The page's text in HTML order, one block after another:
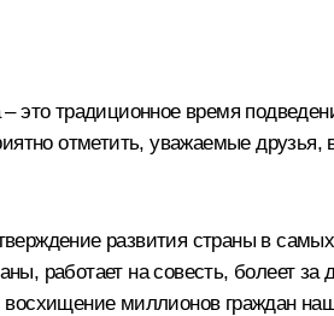
это традиционное время
отметить, уважаемые друзья,
развития страны в
работает на совесть, болеет за
восхищение миллионов граждан